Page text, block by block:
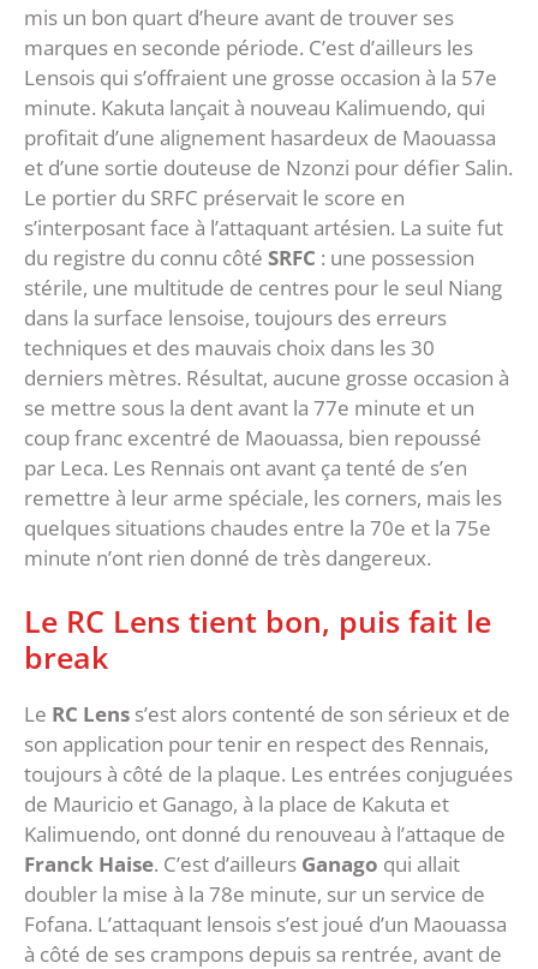
mis un bon quart d’heure avant de trouver ses
marques en seconde période. C’est d’ailleurs les
Lensois qui s’offraient une grosse occasion à la 57e
minute. Kakuta lançait à nouveau Kalimuendo, qui
profitait d’une alignement hasardeux de Maouassa
et d’une sortie douteuse de Nzonzi pour défier Salin.
Le portier du SRFC préservait le score en
s’interposant face à l’attaquant artésien. La suite fut
du registre du connu côté SRFC : une possession
stérile, une multitude de centres pour le seul Niang
dans la surface lensoise, toujours des erreurs
techniques et des mauvais choix dans les 30
derniers mètres. Résultat, aucune grosse occasion à
se mettre sous la dent avant la 77e minute et un
coup franc excentré de Maouassa, bien repoussé
par Leca. Les Rennais ont avant ça tenté de s’en
remettre à leur arme spéciale, les corners, mais les
quelques situations chaudes entre la 70e et la 75e
minute n’ont rien donné de très dangereux.
Le RC Lens tient bon, puis fait le
break
Le RC Lens s’est alors contenté de son sérieux et de
son application pour tenir en respect des Rennais,
toujours à côté de la plaque. Les entrées conjuguées
de Mauricio et Ganago, à la place de Kakuta et
Kalimuendo, ont donné du renouveau à l’attaque de
Franck Haise. C’est d’ailleurs Ganago qui allait
doubler la mise à la 78e minute, sur un service de
Fofana. L’attaquant lensois s’est joué d’un Maouassa
à côté de ses crampons depuis sa rentrée, avant de